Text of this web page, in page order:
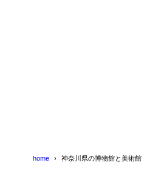
home 神奈川県の博物館と美術館